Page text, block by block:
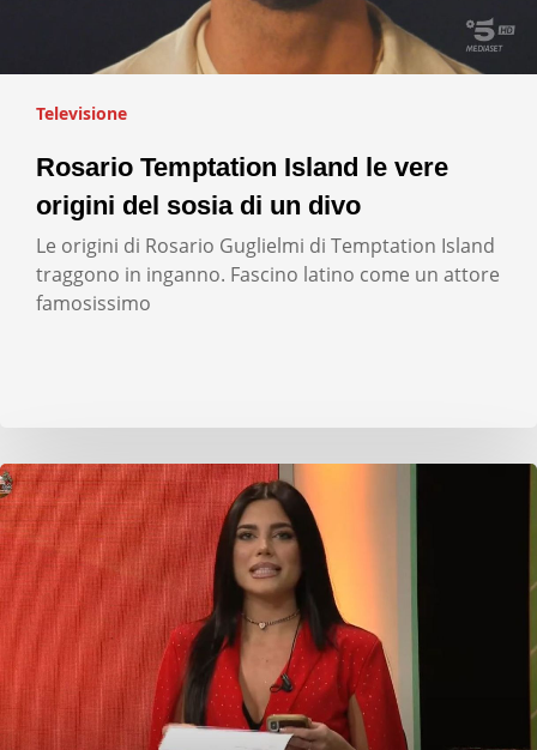
Televisione
Rosario Temptation Island le vere
origini del sosia di un divo
Le origini di Rosario Guglielmi di Temptation Island
traggono in inganno. Fascino latino come un attore
famosissimo